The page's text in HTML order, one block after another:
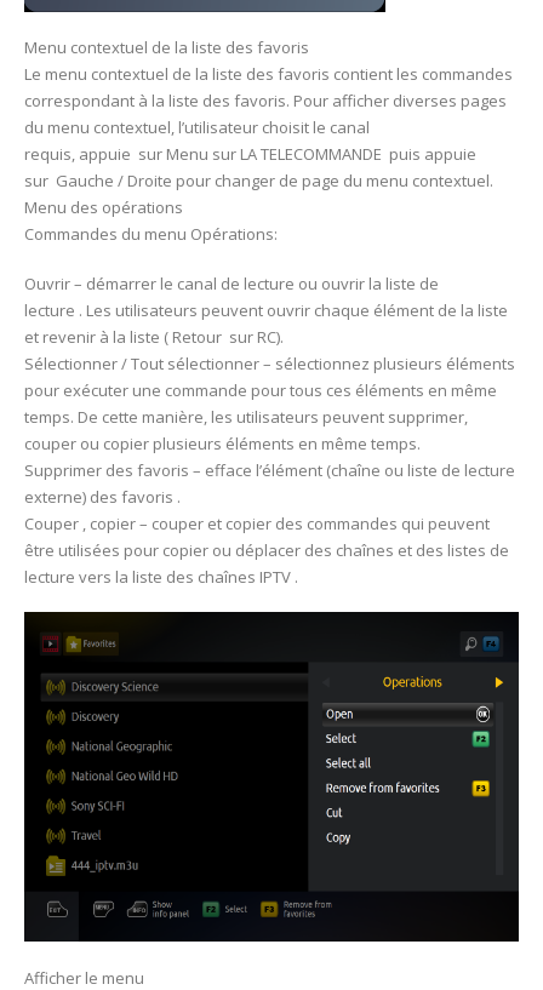
Menu contextuel de la liste des favoris
Le menu contextuel de la liste des favoris contient les commandes
correspondant à la liste des favoris. Pour afficher diverses pages
du menu contextuel, l’utilisateur choisit le canal
requis, appuie sur Menu sur LA TELECOMMANDE puis appuie
sur Gauche / Droite pour changer de page du menu contextuel.
Menu des opérations
Commandes du menu Opérations:
Ouvrir – démarrer le canal de lecture ou ouvrir la liste de
lecture . Les utilisateurs peuvent ouvrir chaque élément de la liste
et revenir à la liste ( Retour sur RC).
Sélectionner / Tout sélectionner – sélectionnez plusieurs éléments
pour exécuter une commande pour tous ces éléments en même
temps. De cette manière, les utilisateurs peuvent supprimer,
couper ou copier plusieurs éléments en même temps.
Supprimer des favoris – efface l’élément (chaîne ou liste de lecture
externe) des favoris .
Couper , copier – couper et copier des commandes qui peuvent
être utilisées pour copier ou déplacer des chaînes et des listes de
lecture vers la liste des chaînes IPTV .
Afficher le menu